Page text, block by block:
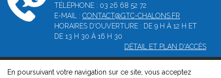
TÉLÉPHONE : 03 26 68 52 72
E-MAIL : CONTACT@GTC-CHALONS.FR
HORAIRES D'OUVERTURE : DE 9 H À 12 H ET
DE 13 H 30 À 16 H 30
DÉTAIL ET PLAN D'ACCÈS
En poursuivant votre navigation sur ce site, vous acceptez